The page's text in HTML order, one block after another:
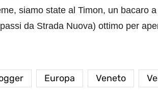
siamo state al Timon, un bacaro
da Strada Nuova) ottimo per
Europa Veneto